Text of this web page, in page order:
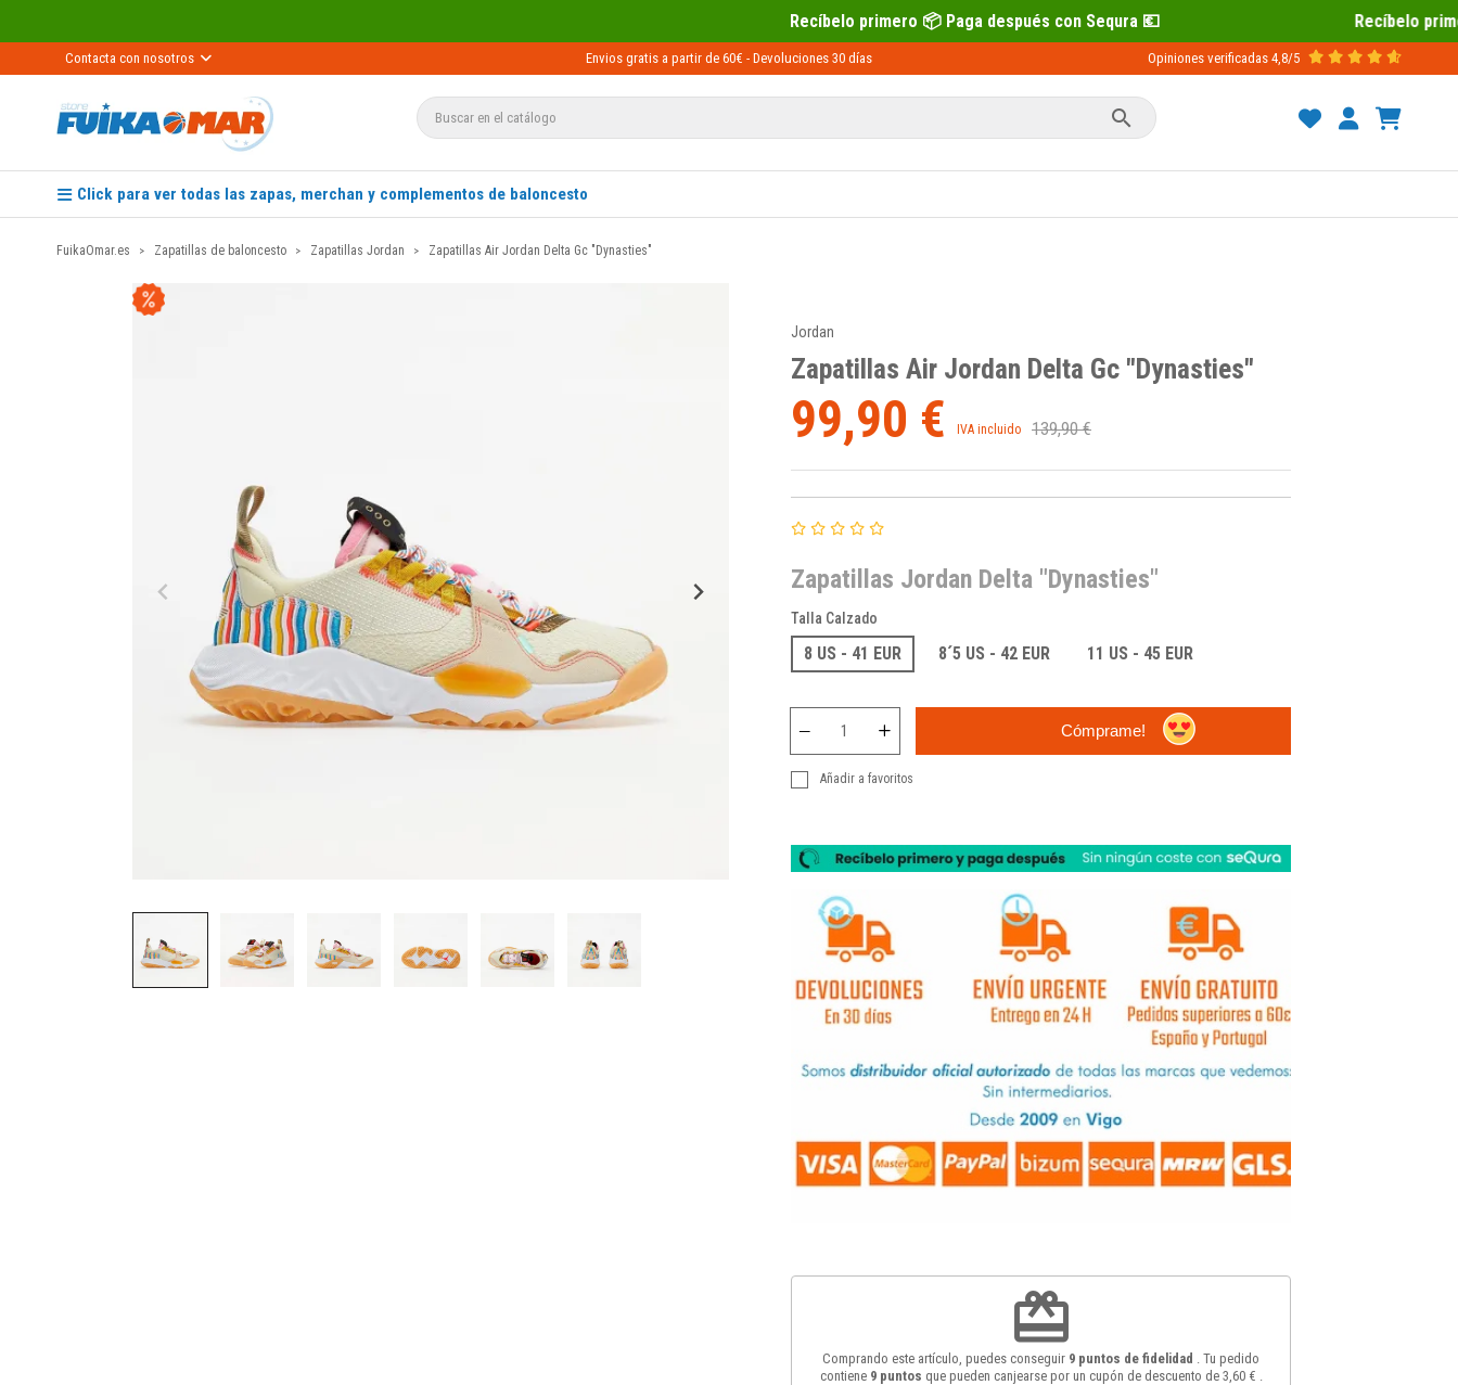
Recíbelo primero 📦 Paga después con Sequra 💶 Recíbelo primero 📦 Paga
Contacta con nosotros Envios gratis a partir de 60€ - Devoluciones 30 días Opiniones verificadas 4,8/5

Click para ver todas las zapas, merchan y complementos de baloncesto
FuikaOmar.es Zapatillas de baloncesto Zapatillas Jordan Zapatillas Air Jordan Delta Gc "Dynasties"
Jordan
Zapatillas Air Jordan Delta Gc "Dynasties"
99,90 € IVA incluido 139,90 €
Zapatillas Jordan Delta "Dynasties"
Talla Calzado
8 US - 41 EUR 8´5 US - 42 EUR 11 US - 45 EUR
Cómprame!
Añadir a favoritos
redeem
Comprando este artículo, puedes conseguir 9 puntos de fidelidad . Tu pedido
contiene 9puntos que pueden canjearse por un cupón de descuento de 3,60 €